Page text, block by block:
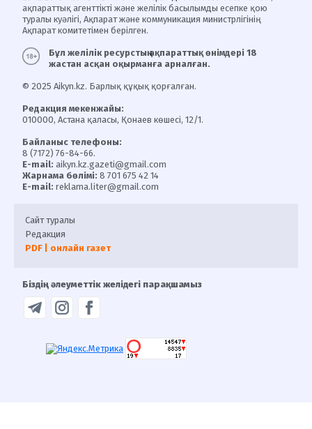
ақпараттық агенттікті және желілік басылымды есепке қою
туралы куәлігі, Ақпарат және коммуникация министрлігінің
Ақпарат комитетімен берілген.
Бұл желілік ресурстың ақпараттық өнімдері 18
жастан асқан оқырманға арналған.
© 2025 Aikyn.kz. Барлық құқық қорғалған.
Редакция мекенжайы:
010000, Астана қаласы, Қонаев көшесі, 12/1.
Байланыс телефоны:
8 (7172) 76-84-66.
E-mail: aikyn.kz.gazeti@gmail.com
Жарнама бөлімі: 8 701 675 42 14
E-mail: reklama.liter@gmail.com
Сайт туралы
Редакция
PDF | онлайн газет
Біздің әлеуметтік желідегі парақшамыз